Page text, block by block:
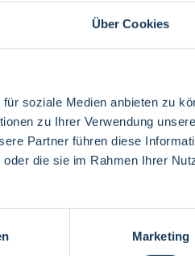
Über Cookies
soziale Medien anbieten zu
zu Ihrer Verwendung
Partner führen diese
die sie im Rahmen Ihrer
Marketing